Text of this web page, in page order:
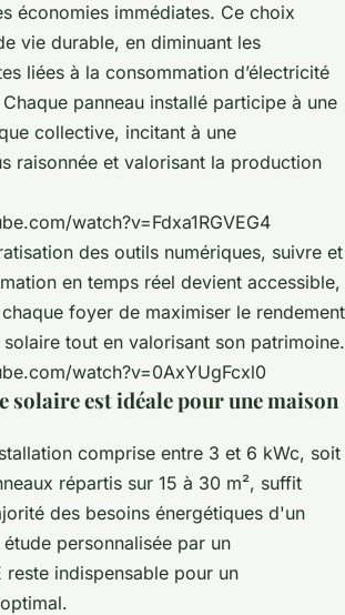
économies immédiates. Ce choix
vie durable, en diminuant les
liées à la consommation d’électricité
panneau installé participe à une
collective, incitant à une
raisonnée et valorisant la production
watch?v=Fdxa1RGVEG4
des outils numériques, suivre et
en temps réel devient accessible,
foyer de maximiser le rendement
tout en valorisant son patrimoine.
watch?v=0AxYUgFcxl0
solaire est idéale pour une maison
comprise entre 3 et 6 kWc, soit
répartis sur 15 à 30 m², suffit
des besoins énergétiques d'un
personnalisée par un
reste indispensable pour un